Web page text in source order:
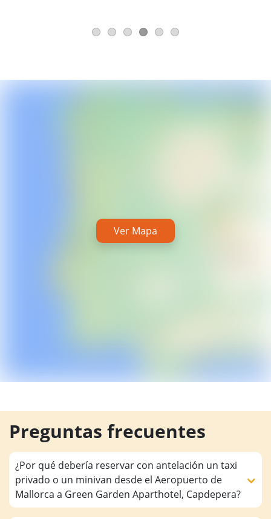
Ver Mapa
Preguntas frecuentes
¿Por qué debería reservar con antelación un taxi
privado o un minivan desde el Aeropuerto de
Mallorca a Green Garden Aparthotel, Capdepera?